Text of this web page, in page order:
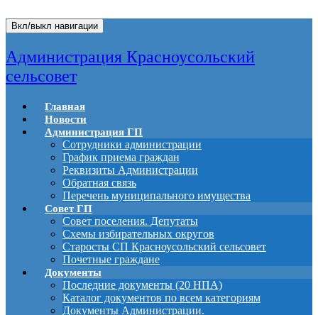
Вкл/выкл навигации
Администрация Красноусольский
сельсовет
Главная
Новости
Администрация ГП
Сотрудники администрации
График приема граждан
Реквизиты Администрации
Обратная связь
Перечень муниципального имущества
Совет ГП
Совет поселения. Депутаты
Схемы избирательных округов
Старосты СП Красноусольский сельсовет
Почетные граждане
Документы
Последние документы (20 НПА)
Каталог документов по всем категориям
Документы Администрации.